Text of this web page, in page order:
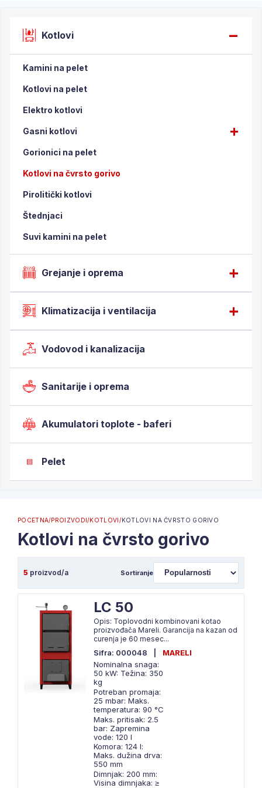
Kotlovi
Kamini na pelet
Kotlovi na pelet
Elektro kotlovi
Gasni kotlovi
Gorionici na pelet
Kotlovi na čvrsto gorivo
Pirolitički kotlovi
Štednjaci
Suvi kamini na pelet
Grejanje i oprema
Klimatizacija i ventilacija
Vodovod i kanalizacija
Sanitarije i oprema
Akumulatori toplote - baferi
▤ Pelet
POCETNA/PROIZVODI/KOTLOVI/KOTLOVI NA ČVRSTO GORIVO
Kotlovi na čvrsto gorivo
5 proizvod/a Sortiranje
LC 50
Opis: Toplovodni kombinovani kotao
proizvođača Mareli. Garancija na kazan od
curenja je 60 mesec...
Sifra: 000048
MARELI
Nominalna snaga:
50 kW: Težina: 350
kg
Potreban promaja:
25 mbar: Maks.
temperatura: 90 °C
Maks. pritisak: 2.5
bar: Zapremina
vode: 120 l
Komora: 124 l:
Maks. dužina drva:
550 mm
Dimnjak: 200 mm:
Visina dimnjaka: ≥